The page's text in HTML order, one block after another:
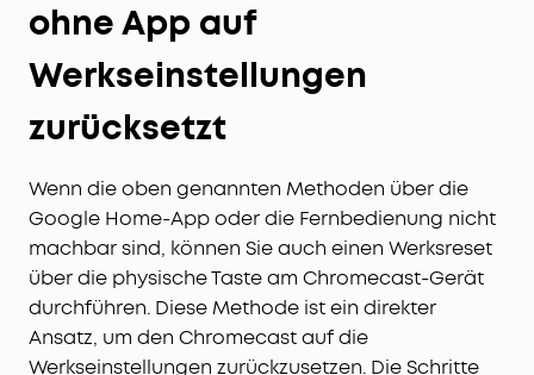
ohne App auf
Werkseinstellungen
zurücksetzt
Wenn die oben genannten Methoden über die
Google Home-App oder die Fernbedienung nicht
machbar sind, können Sie auch einen Werksreset
über die physische Taste am Chromecast-Gerät
durchführen. Diese Methode ist ein direkter
Ansatz, um den Chromecast auf die
Werkseinstellungen zurückzusetzen. Die Schritte